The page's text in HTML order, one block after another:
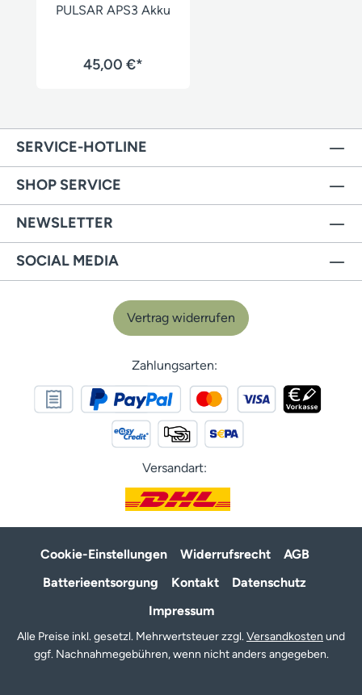
PULSAR APS3 Akku
45,00 €*
SERVICE-HOTLINE
SHOP SERVICE
NEWSLETTER
SOCIAL MEDIA
Vertrag widerrufen
Zahlungsarten:
Versandart:
Cookie-Einstellungen Widerrufsrecht
AGB
Batterieentsorgung
Kontakt
Datenschutz
Impressum
Alle Preise inkl. gesetzl. Mehrwertsteuer zzgl. Versandkosten und
ggf. Nachnahmegebühren, wenn nicht anders angegeben.